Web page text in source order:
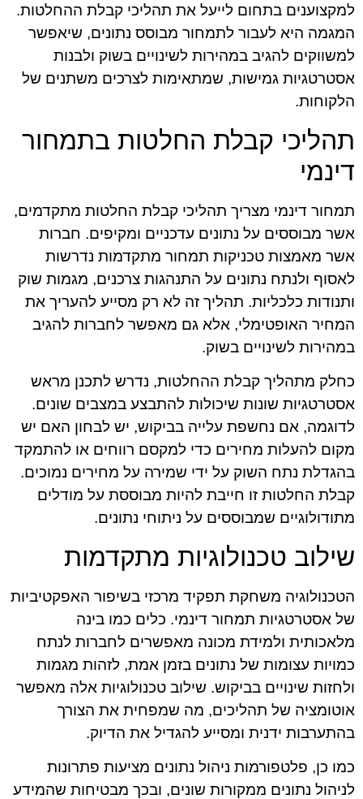
למקצוענים בתחום לייעל את תהליכי קבלת ההחלטות.
המגמה היא לעבור לתמחור מבוסס נתונים, שיאפשר
למשווקים להגיב במהירות לשינויים בשוק ולבנות
אסטרטגיות גמישות, שמתאימות לצרכים משתנים של
הלקוחות.
תהליכי קבלת החלטות בתמחור
דינמי
תמחור דינמי מצריך תהליכי קבלת החלטות מתקדמים,
אשר מבוססים על נתונים עדכניים ומקיפים. חברות
אשר מאמצות טכניקות תמחור מתקדמות נדרשות
לאסוף ולנתח נתונים על התנהגות צרכנים, מגמות שוק
ותנודות כלכליות. תהליך זה לא רק מסייע להעריך את
המחיר האופטימלי, אלא גם מאפשר לחברות להגיב
במהירות לשינויים בשוק.
כחלק מתהליך קבלת ההחלטות, נדרש לתכנן מראש
אסטרטגיות שונות שיכולות להתבצע במצבים שונים.
לדוגמה, אם נחשפת עלייה בביקוש, יש לבחון האם יש
מקום להעלות מחירים כדי למקסם רווחים או להתמקד
בהגדלת נתח השוק על ידי שמירה על מחירים נמוכים.
קבלת החלטות זו חייבת להיות מבוססת על מודלים
מתודולוגיים שמבוססים על ניתוחי נתונים.
שילוב טכנולוגיות מתקדמות
הטכנולוגיה משחקת תפקיד מרכזי בשיפור האפקטיביות
של אסטרטגיות תמחור דינמי. כלים כמו בינה
מלאכותית ולמידת מכונה מאפשרים לחברות לנתח
כמויות עצומות של נתונים בזמן אמת, לזהות מגמות
ולחזות שינויים בביקוש. שילוב טכנולוגיות אלה מאפשר
אוטומציה של תהליכים, מה שמפחית את הצורך
בהתערבות ידנית ומסייע להגדיל את הדיוק.
כמו כן, פלטפורמות ניהול נתונים מציעות פתרונות
לניהול נתונים ממקורות שונים, ובכך מבטיחות שהמידע